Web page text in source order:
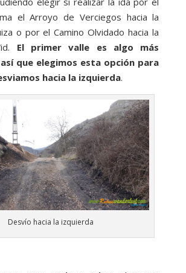
el Arroyo de Verciegos hacia la
o por el Camino Olvidado hacia la
El primer valle es algo más
que elegimos esta opción para
hacia la izquierda.
Desvío hacia la izquierda